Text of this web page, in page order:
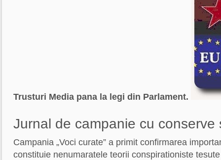
Trusturi Media pana la legi din Parlament.
Jurnal de campanie cu conserve
Campania „Voci curate” a primit confirmarea
constituie nenumaratele teorii conspirationiste